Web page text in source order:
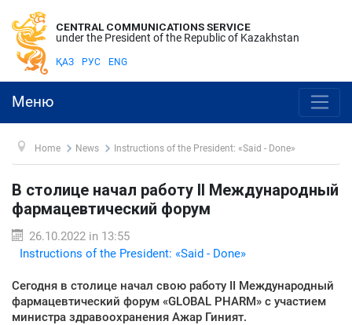
CENTRAL COMMUNICATIONS SERVICE
under the President of the Republic of Kazakhstan
ҚАЗ РУС ENG
Меню
Home News Instructions of the President: «Said - Done»
В столице начал работу II Международный
фармацевтический форум
26.10.2022 in 13:55
Instructions of the President: «Said - Done»
Сегодня в столице начал свою работу II Международный
фармацевтический форум «GLOBAL PHARM» с участием
министра здравоохранения Ажар Гиният.